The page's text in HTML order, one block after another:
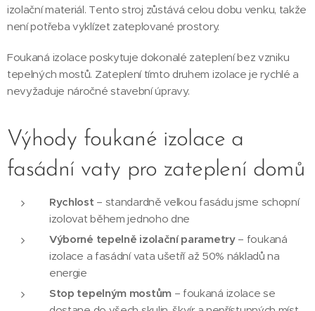
izolační materiál. Tento stroj zůstává celou dobu venku, takže
není potřeba vyklízet zateplované prostory.
Foukaná izolace poskytuje dokonalé zateplení bez vzniku
tepelných mostů. Zateplení tímto druhem izolace je rychlé a
nevyžaduje náročné stavební úpravy.
Výhody foukané izolace a
fasádní vaty pro zateplení domů
Rychlost – standardně velkou fasádu jsme schopní
izolovat během jednoho dne
Výborné tepelně izolační parametry– foukaná
izolace a fasádní vata ušetří až 50% nákladů na
energie
Stop tepelným mostům– foukaná izolace se